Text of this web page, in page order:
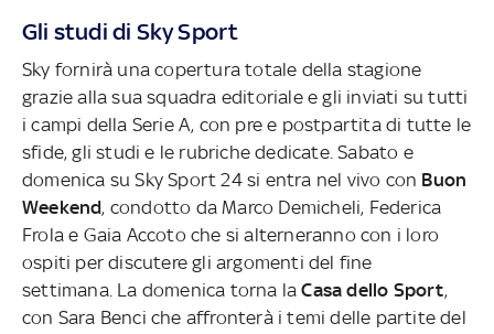
Gli studi di Sky Sport
Sky fornirà una copertura totale della stagione
grazie alla sua squadra editoriale e gli inviati su tutti
i campi della Serie A, con pre e postpartita di tutte le
sfide, gli studi e le rubriche dedicate. Sabato e
domenica su Sky Sport 24 si entra nel vivo con Buon
Weekend, condotto da Marco Demicheli, Federica
Frola e Gaia Accoto che si alterneranno con i loro
ospiti per discutere gli argomenti del fine
settimana. La domenica torna laCasa dello Sport,
con Sara Benci che affronterà i temi delle partite del